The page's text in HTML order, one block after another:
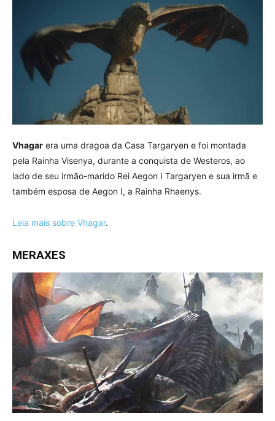
Vhagar era uma dragoa da Casa Targaryen e foi montada
pela Rainha Visenya, durante a conquista de Westeros, ao
lado de seu irmão-marido Rei Aegon I Targaryen e sua irmã e
também esposa de Aegon I, a Rainha Rhaenys.
Leia mais sobre Vhagar.
MERAXES